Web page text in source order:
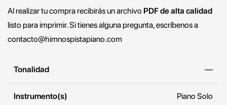
Al realizar tu compra recibirás un archivo PDF de alta calidad
listo para imprimir. Si tienes alguna pregunta, escríbenos a
contacto@himnospistapiano.com
Tonalidad —
Instrumento(s) Piano Solo